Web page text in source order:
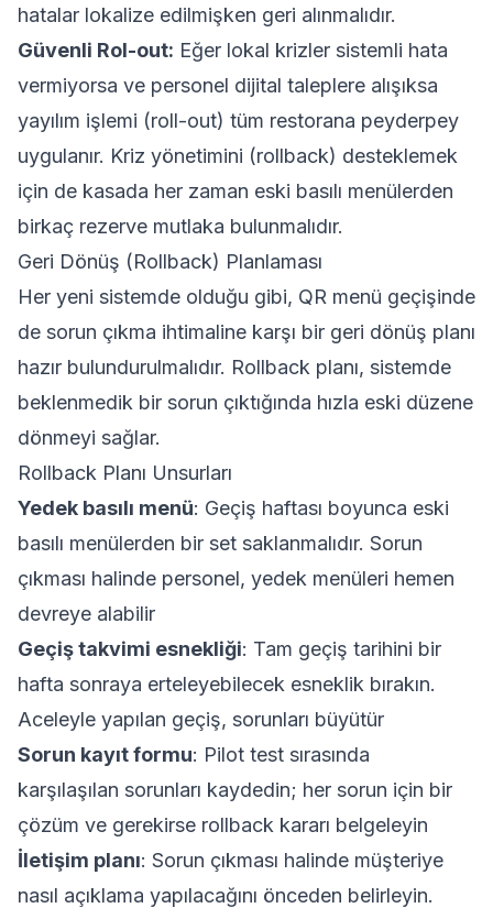
hatalar lokalize edilmişken geri alınmalıdır.
Güvenli Rol-out: Eğer lokal krizler sistemli hata
vermiyorsa ve personel dijital taleplere alışıksa
yayılım işlemi (roll-out) tüm restorana peyderpey
uygulanır. Kriz yönetimini (rollback) desteklemek
için de kasada her zaman eski basılı menülerden
birkaç rezerve mutlaka bulunmalıdır.
Geri Dönüş (Rollback) Planlaması
Her yeni sistemde olduğu gibi, QR menü geçişinde
de sorun çıkma ihtimaline karşı bir geri dönüş planı
hazır bulundurulmalıdır. Rollback planı, sistemde
beklenmedik bir sorun çıktığında hızla eski düzene
dönmeyi sağlar.
Rollback Planı Unsurları
Yedek basılı menü: Geçiş haftası boyunca eski
basılı menülerden bir set saklanmalıdır. Sorun
çıkması halinde personel, yedek menüleri hemen
devreye alabilir
Geçiş takvimi esnekliği: Tam geçiş tarihini bir
hafta sonraya erteleyebilecek esneklik bırakın.
Aceleyle yapılan geçiş, sorunları büyütür
Sorun kayıt formu: Pilot test sırasında
karşılaşılan sorunları kaydedin; her sorun için bir
çözüm ve gerekirse rollback kararı belgeleyin
İletişim planı: Sorun çıkması halinde müşteriye
nasıl açıklama yapılacağını önceden belirleyin.